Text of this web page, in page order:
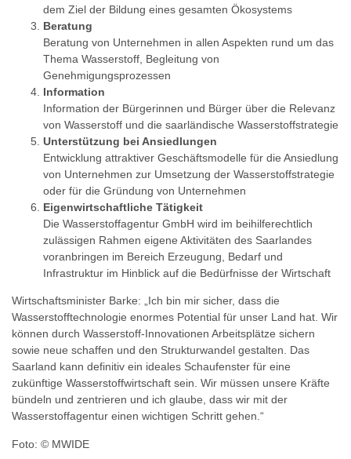
dem Ziel der Bildung eines gesamten Ökosystems
Beratung
Beratung von Unternehmen in allen Aspekten rund um das
Thema Wasserstoff, Begleitung von
Genehmigungsprozessen
Information
Information der Bürgerinnen und Bürger über die Relevanz
von Wasserstoff und die saarländische Wasserstoffstrategie
Unterstützung bei Ansiedlungen
Entwicklung attraktiver Geschäftsmodelle für die Ansiedlung
von Unternehmen zur Umsetzung der Wasserstoffstrategie
oder für die Gründung von Unternehmen
Eigenwirtschaftliche Tätigkeit
Die Wasserstoffagentur GmbH wird im beihilferechtlich
zulässigen Rahmen eigene Aktivitäten des Saarlandes
voranbringen im Bereich Erzeugung, Bedarf und
Infrastruktur im Hinblick auf die Bedürfnisse der Wirtschaft
Wirtschaftsminister Barke: „Ich bin mir sicher, dass die
Wasserstofftechnologie enormes Potential für unser Land hat. Wir
können durch Wasserstoff-Innovationen Arbeitsplätze sichern
sowie neue schaffen und den Strukturwandel gestalten. Das
Saarland kann definitiv ein ideales Schaufenster für eine
zukünftige Wasserstoffwirtschaft sein. Wir müssen unsere Kräfte
bündeln und zentrieren und ich glaube, dass wir mit der
Wasserstoffagentur einen wichtigen Schritt gehen.“
Foto: © MWIDE